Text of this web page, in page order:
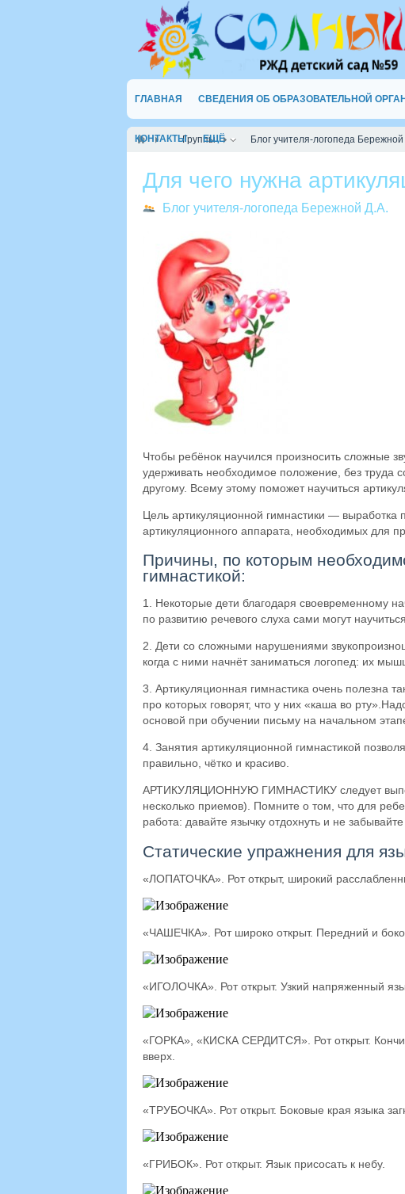
ГЛАВНАЯ СВЕДЕНИЯ ОБ ОБРАЗОВАТЕЛЬНОЙ
КОНТАКТЫ ЕЩЁ
Группы Блог учителя-логопеда
Для чего нужна
Блог учителя-логопеда Бережной Д.А.
Чтобы ребёнок научился произносить сложные
удерживать необходимое положение, без труда
другому. Всему этому поможет научиться
Цель артикуляционной гимнастики —
артикуляционного аппарата, необходимых для
Причины, по которым
гимнастикой:
1. Некоторые дети благодаря своевременному
по развитию речевого слуха сами могут
2. Дети со сложными нарушениями
когда с ними начнёт заниматься логопед: их
3. Артикуляционная гимнастика очень полезна
про которых говорят, что у них «каша во
основой при обучении письму на начальном
4. Занятия артикуляционной гимнастикой
правильно, чётко и красиво.
АРТИКУЛЯЦИОННУЮ ГИМНАСТИКУ следует
несколько приемов). Помните о том, что для
работа: давайте язычку отдохнуть и не
Статические упражнения для
«ЛОПАТОЧКА». Рот открыт, широкий
«ЧАШЕЧКА». Рот широко открыт. Передний и
«ИГОЛОЧКА». Рот открыт. Узкий напряженный
«ГОРКА», «КИСКА СЕРДИТСЯ». Рот открыт.
вверх.
«ТРУБОЧКА». Рот открыт. Боковые края языка
«ГРИБОК». Рот открыт. Язык присосать к небу.